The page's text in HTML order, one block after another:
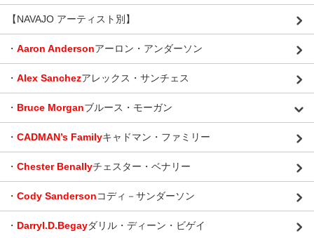
【NAVAJO アーティスト別】
・ Aaron Andersonアーロン・アンダーソン
・ Alex Sanchezアレックス・サンチェス
・ Bruce Morganブルース・モーガン
・ CADMAN’s Familyキャドマン・ファミリー
・ Chester Benallyチェスター・ベナリー
・ Cody Sandersonコディ－サンダーソン
・ Darryl.D.Begayダリル・ディーン・ビゲイ